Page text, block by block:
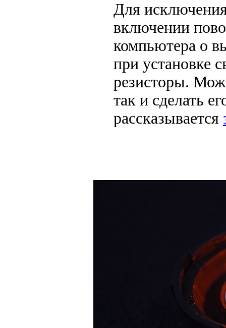
Для
включении
компьютера о
при установке
резисторы.
так и сделать
рассказывается